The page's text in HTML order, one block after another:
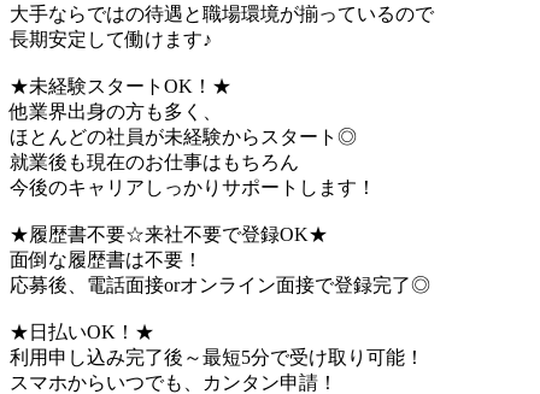
大手ならではの待遇と職場環境が揃っているので
長期安定して働けます♪
★未経験スタートOK！★
他業界出身の方も多く、
ほとんどの社員が未経験からスタート◎
就業後も現在のお仕事はもちろん
今後のキャリアしっかりサポートします！
★履歴書不要☆来社不要で登録OK★
面倒な履歴書は不要！
応募後、電話面接orオンライン面接で登録完了◎
★日払いOK！★
利用申し込み完了後～最短5分で受け取り可能！
スマホからいつでも、カンタン申請！